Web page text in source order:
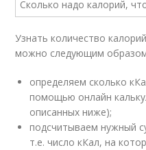
Узнать количество
можно следующим
определяем сколько
помощью онлайн
описанных ниже);
подсчитываем нужный
т.е. число кКал, на